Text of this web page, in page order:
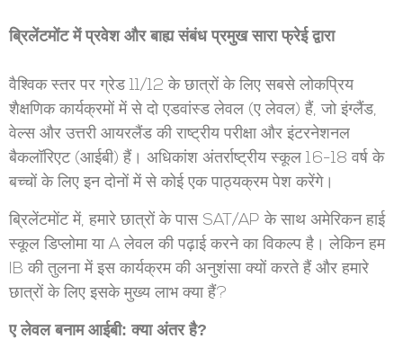
ब्रिलेंटमोंट में प्रवेश और बाह्य संबंध प्रमुख सारा फ्रेई द्वारा
वैश्विक स्तर पर ग्रेड 11/12 के छात्रों के लिए सबसे लोकप्रिय
शैक्षणिक कार्यक्रमों में से दो एडवांस्ड लेवल (ए लेवल) हैं, जो इंग्लैंड,
वेल्स और उत्तरी आयरलैंड की राष्ट्रीय परीक्षा और इंटरनेशनल
बैकलॉरिएट (आईबी) हैं। अधिकांश अंतर्राष्ट्रीय स्कूल 16-18 वर्ष के
बच्चों के लिए इन दोनों में से कोई एक पाठ्यक्रम पेश करेंगे।
ब्रिलेंटमोंट में, हमारे छात्रों के पास SAT/AP के साथ अमेरिकन हाई
स्कूल डिप्लोमा या A लेवल की पढ़ाई करने का विकल्प है। लेकिन हम
IB की तुलना में इस कार्यक्रम की अनुशंसा क्यों करते हैं और हमारे
छात्रों के लिए इसके मुख्य लाभ क्या हैं?
ए लेवल बनाम आईबी: क्या अंतर है?